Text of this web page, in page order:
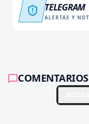
TELEGRAM
ALERTAS Y
COMENTARIOS